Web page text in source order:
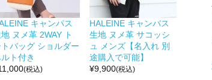
キャンパス
ヌメ革 2WAY ト
バッグ ショルダー
ト付き
(税込)
HALEINE キャンバス
生地 ヌメ革 サコッシ
ュ メンズ【名入れ 別
途購入で可能】
¥9,900(税込)